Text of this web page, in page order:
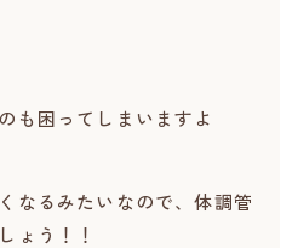
も困ってしまいますよ
なるみたいなので、体調管
ょう！！